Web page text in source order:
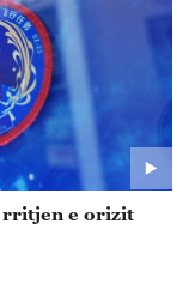
rritjen e orizit